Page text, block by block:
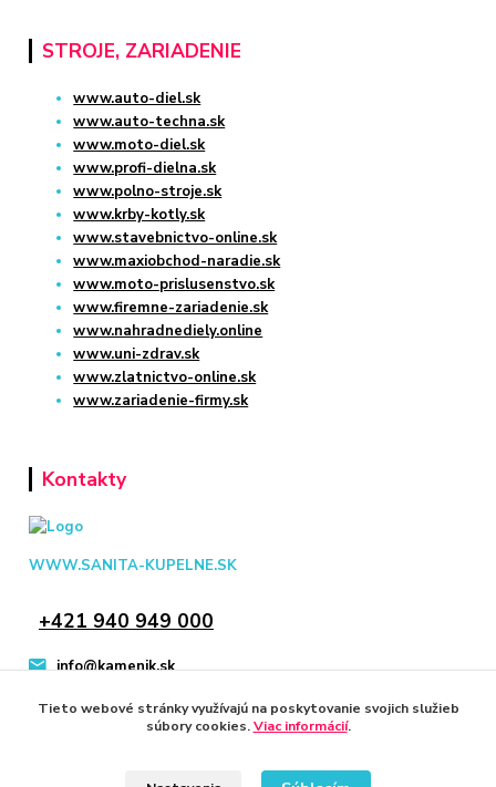
STROJE, ZARIADENIE
www.auto-diel.sk
www.auto-techna.sk
www.moto-diel.sk
www.profi-dielna.sk
www.polno-stroje.sk
www.krby-kotly.sk
www.stavebnictvo-online.sk
www.maxiobchod-naradie.sk
www.moto-prislusenstvo.sk
www.firemne-zariadenie.sk
www.nahradnediely.online
www.uni-zdrav.sk
www.zlatnictvo-online.sk
www.zariadenie-firmy.sk
Kontakty
WWW.SANITA-KUPELNE.SK
+421 940 949 000
info@kamenik.sk
Tieto webové stránky využívajú na poskytovanie svojich služieb
súbory cookies.Viac informácií.